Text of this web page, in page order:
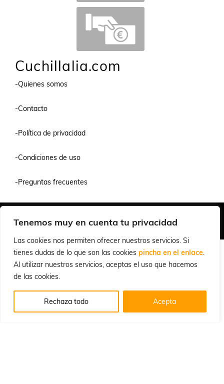
Tenemos muy en cuenta tu privacidad
Las cookies nos permiten ofrecer nuestros servicios. Si
tienes dudas de lo que son las cookies pincha en el enlace.
Al utilizar nuestros servicios, aceptas el uso que hacemos
de las cookies.
Rechaza todo Acepta
Cuchillalia.com
-Quienes somos
-Contacto
-Política de privacidad
-Condiciones de uso
-Preguntas frecuentes
© 2026 Cuchillalia.com